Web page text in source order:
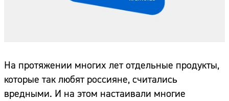
На протяжении многих лет отдельные продукты,
которые так любят россияне, считались
вредными. И на этом настаивали многие